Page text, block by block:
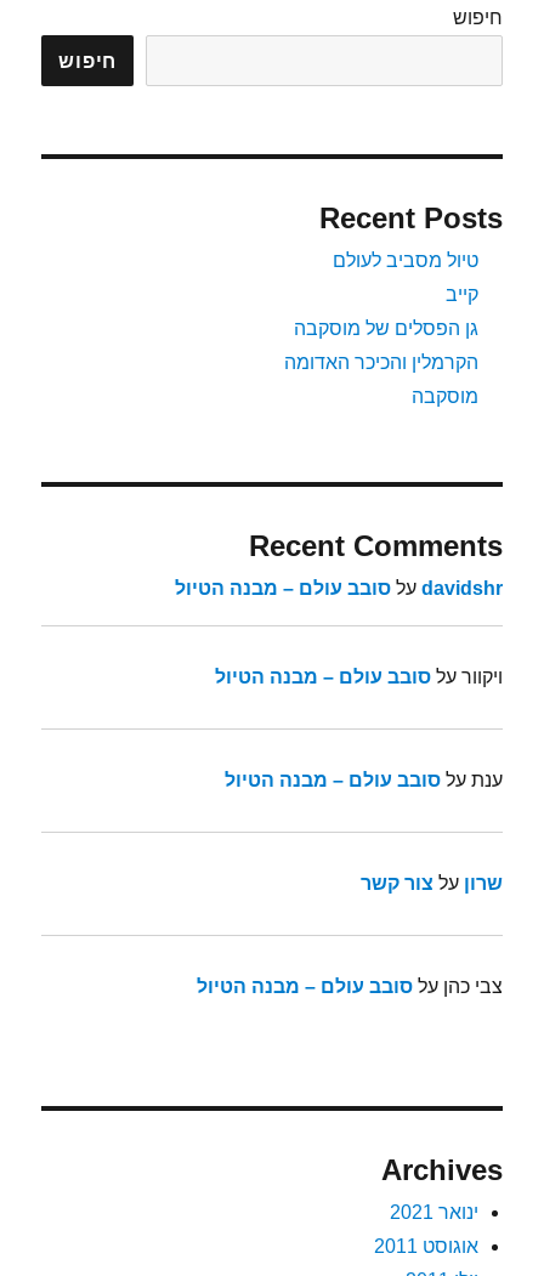
חיפוש
חיפוש
Recent Posts
טיול מסביב לעולם
קייב
גן הפסלים של מוסקבה
הקרמלין והכיכר האדומה
מוסקבה
Recent Comments
davidshr עלסובב עולם – מבנה הטיול
ויקוור עלסובב עולם – מבנה הטיול
ענת עלסובב עולם – מבנה הטיול
שרון על צור קשר
צבי כהן עלסובב עולם – מבנה הטיול
Archives
ינואר 2021
אוגוסט 2011